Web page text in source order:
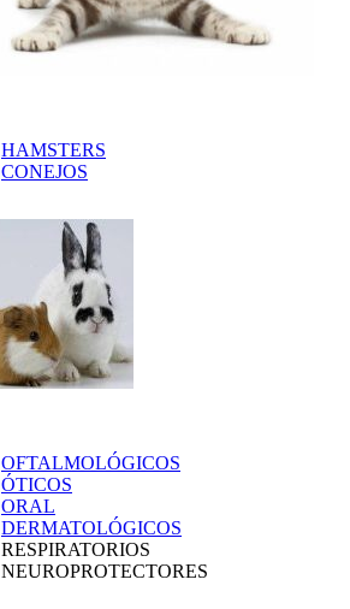
HAMSTERS
CONEJOS
OFTALMOLÓGICOS
ÓTICOS
ORAL
DERMATOLÓGICOS
RESPIRATORIOS
NEUROPROTECTORES